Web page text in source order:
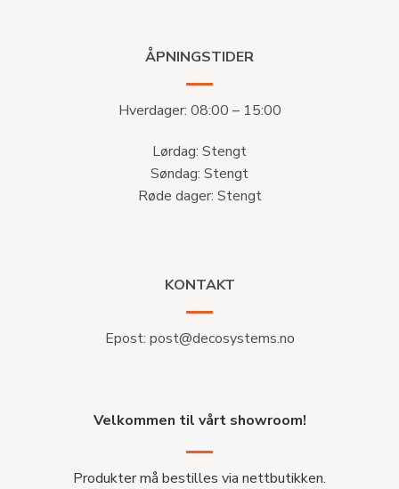
ÅPNINGSTIDER
Hverdager: 08:00 – 15:00
Lørdag: Stengt
Søndag: Stengt
Røde dager: Stengt
KONTAKT
Epost: post@decosystems.no
Velkommen til vårt showroom!
Produkter må bestilles via nettbutikken.